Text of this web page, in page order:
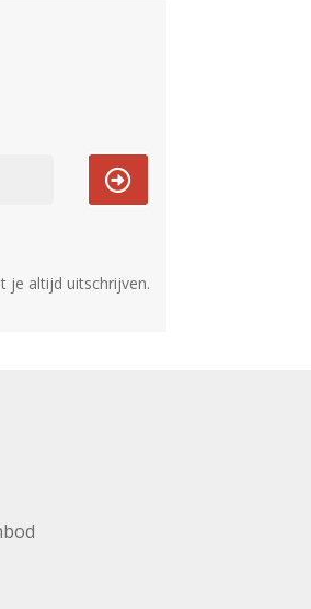
je altijd uitschrijven.